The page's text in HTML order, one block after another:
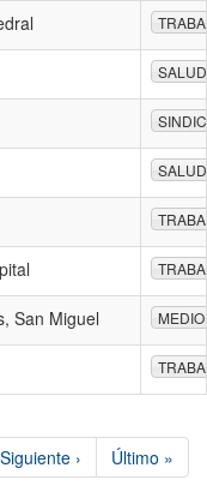
SALUD
SALUD
San Miguel
Siguiente › Último »